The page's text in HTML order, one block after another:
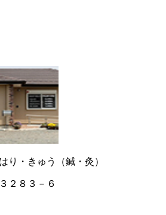
はり・きゅう（鍼・灸）
２８３－６